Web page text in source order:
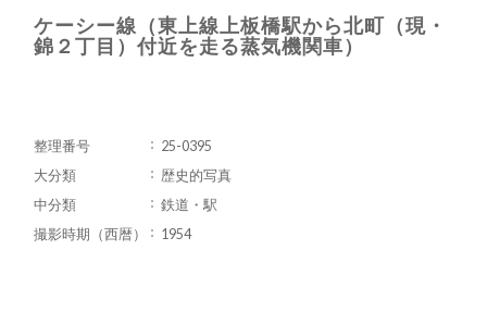
ケーシー線（東上線上板橋駅から北町（現・
錦２丁目）付近を走る蒸気機関車）
整理番号
25-0395
大分類
歴史的写真
中分類
鉄道・駅
撮影時期（西暦）
1954